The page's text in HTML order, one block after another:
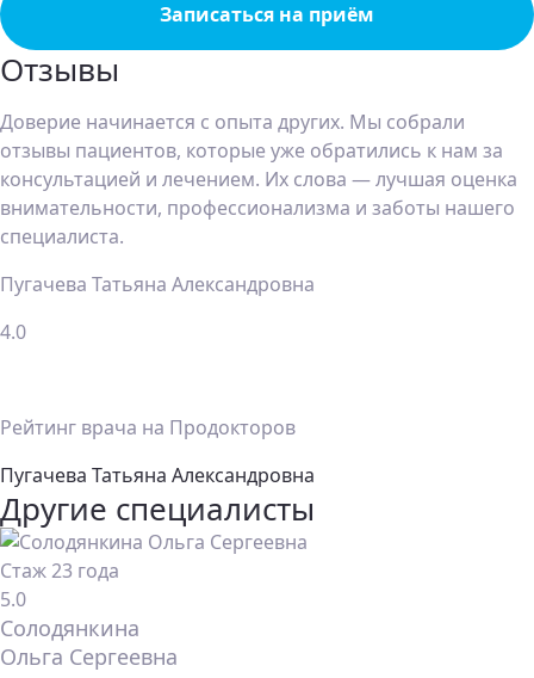
Записаться на приём
Отзывы
Доверие начинается с опыта других. Мы собрали
отзывы пациентов, которые уже обратились к нам за
консультацией и лечением. Их слова — лучшая оценка
внимательности, профессионализма и заботы нашего
специалиста.
Пугачева Татьяна Александровна
4.0
Рейтинг врача на Продокторов
Пугачева Татьяна Александровна
Другие специалисты
Стаж 23 года
5.0
Солодянкина
Ольга Сергеевна